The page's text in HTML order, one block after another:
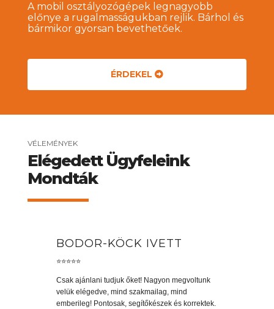
A mobil osztályozógépek legnagyobb
előnye a rugalmasságukban rejlik. Bárhol és
bármikor gyorsan bevethetőek.
ÉRDEKEL
VÉLEMÉNYEK
Elégedett Ügyfeleink
Mondták
BODOR-KÖCK IVETT
⭐⭐⭐⭐⭐
Csak ajánlani tudjuk őket! Nagyon megvoltunk
velük elégedve, mind szakmailag, mind
emberileg! Pontosak, segítőkészek és korrektek.